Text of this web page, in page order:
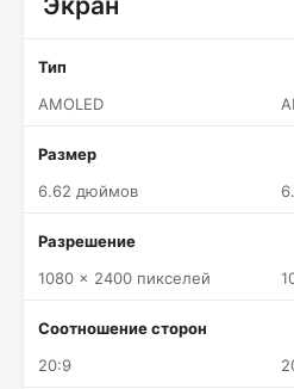
Тип
AMOLED
Размер
6.62 дюймов
Разрешение
1080 x 2400 пикселей
Соотношение сторон
20:9